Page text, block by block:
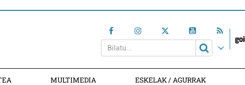
MULTIMEDIA ESKELAK / AGURRAK